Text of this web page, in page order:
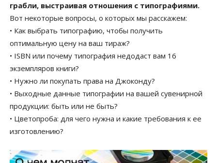
грабли, выстраивая отношения с типографиями.
Вот некоторые вопросы, о которых мы расскажем:
• Как выбрать типографию, чтобы получить
оптимальную цену на ваш тираж?
• ISBN или почему типография недодаст вам 16
экземпляров книги?
• Нужно ли покупать права на Джоконду?
• Выходные данные типографии на вашей сувенирной
продукции: быть или не быть?
• Цветопроба: для чего нужна и какие требования к ее
изготовлению?